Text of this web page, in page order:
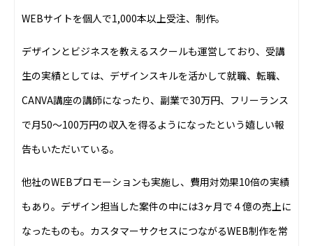
WEBサイトを個人で1,000本以上受注、制作。
デザインとビジネスを教えるスクールも運営しており、受講
生の実績としては、デザインスキルを活かして就職、転職、
CANVA講座の講師になったり、副業で30万円、フリーランス
で月50〜100万円の収入を得るようになったという嬉しい報
告もいただいている。
他社のWEBプロモーションも実施し、費用対効果10倍の実績
もあり。デザイン担当した案件の中には3ヶ月で４億の売上に
なったものも。カスタマーサクセスにつながるWEB制作を常